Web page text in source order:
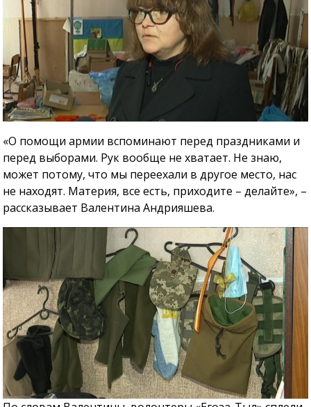
«О помощи армии вспоминают перед праздниками и
перед выборами. Рук вообще не хватает. Не знаю,
может потому, что мы переехали в другое место, нас
не находят. Материя, все есть, приходите – делайте», –
рассказывает Валентина Андрияшева.